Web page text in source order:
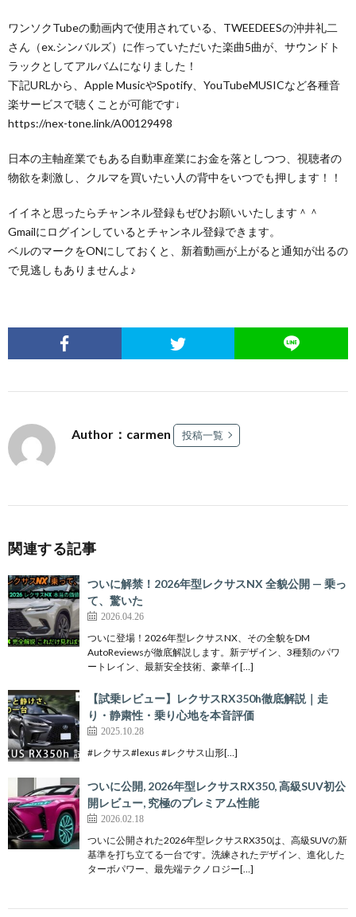
ワンソクTubeの動画内で使用されている、TWEEDEESの沖井礼二
さん（ex.シンバルズ）に作っていただいた楽曲5曲が、サウンドト
ラックとしてアルバムになりました！
下記URLから、Apple MusicやSpotify、YouTubeMUSICなど各種音
楽サービスで聴くことが可能です↓
https://nex-tone.link/A00129498
日本の主軸産業でもある自動車産業にお金を落としつつ、視聴者の
物欲を刺激し、クルマを買いたい人の背中をいつでも押します！！
イイネと思ったらチャンネル登録もぜひお願いいたします＾＾
Gmailにログインしているとチャンネル登録できます。
ベルのマークをONにしておくと、新着動画が上がると通知が出るの
で見逃しもありませんよ♪
Author：carmen 投稿一覧
関連する記事
ついに解禁！2026年型レクサスNX 全貌公開 — 乗っ
て、驚いた
2026.04.26
ついに登場！2026年型レクサスNX、その全貌をDM
AutoReviewsが徹底解説します。新デザイン、3種類のパワ
ートレイン、最新安全技術、豪華イ[…]
【試乗レビュー】レクサスRX350h徹底解説｜走
り・静粛性・乗り心地を本音評価
2025.10.28
#レクサス#lexus #レクサス山形[…]
ついに公開, 2026年型レクサスRX350, 高級SUV初公
開レビュー, 究極のプレミアム性能
2026.02.18
ついに公開された2026年型レクサスRX350は、高級SUVの新
基準を打ち立てる一台です。洗練されたデザイン、進化した
ターボパワー、最先端テクノロジー[…]